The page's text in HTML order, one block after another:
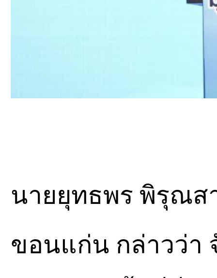
นายยุทธพร พิรุณส
ขอนแก่น กล่าวว่า